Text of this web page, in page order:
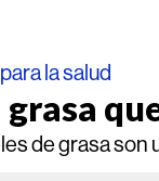
la salud
de grasa